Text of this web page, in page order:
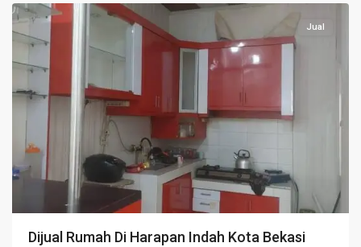
Jual
Dijual Rumah Di Harapan Indah Kota Bekasi